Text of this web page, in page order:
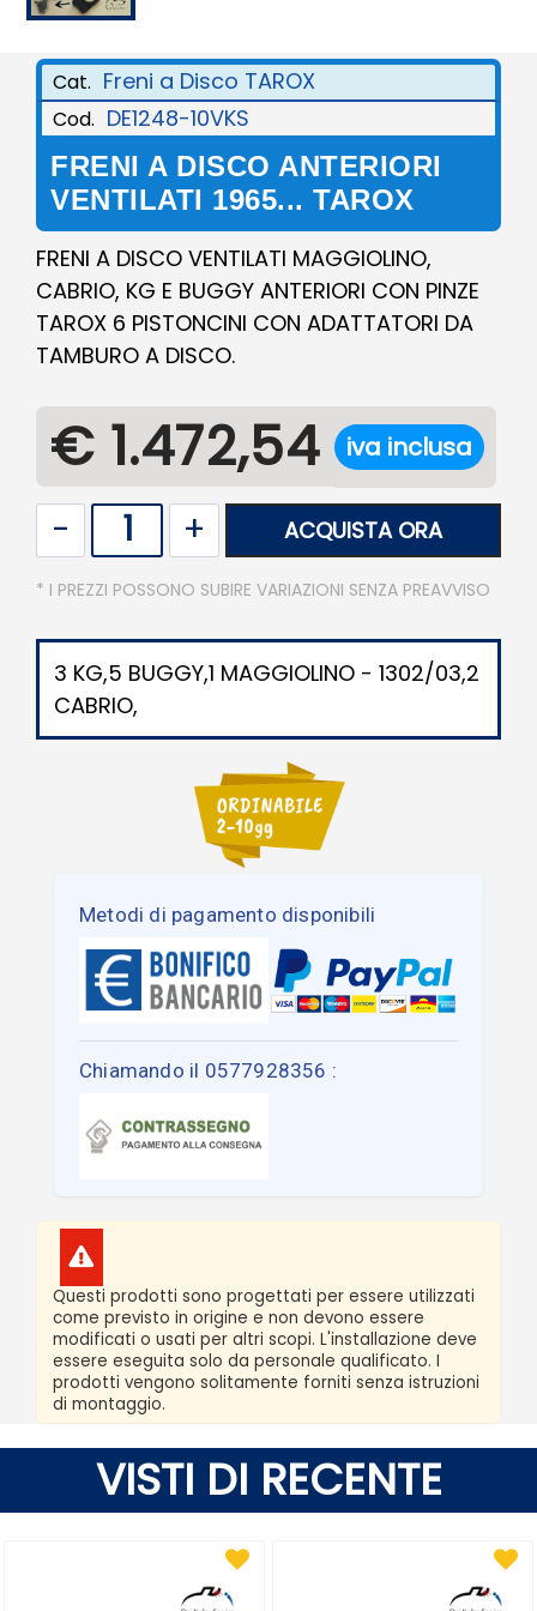
Cat. Freni a Disco TAROX
Cod. DE1248-10VKS
FRENI A DISCO ANTERIORI
VENTILATI 1965... TAROX
FRENI A DISCO VENTILATI MAGGIOLINO,
CABRIO, KG E BUGGY ANTERIORI CON PINZE
TAROX 6 PISTONCINI CON ADATTATORI DA
TAMBURO A DISCO.
€ 1.472,54 iva inclusa
Quantità
ACQUISTA ORA
* I PREZZI POSSONO SUBIRE VARIAZIONI SENZA PREAVVISO
3 KG,5 BUGGY,1 MAGGIOLINO - 1302/03,2
CABRIO,
Metodi di pagamento disponibili
Chiamando il 0577928356 :
Questi prodotti sono progettati per essere utilizzati
come previsto in origine e non devono essere
modificati o usati per altri scopi. L'installazione deve
essere eseguita solo da personale qualificato. I
prodotti vengono solitamente forniti senza istruzioni
di montaggio.
VISTI DI RECENTE